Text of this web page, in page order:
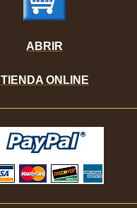
ABRIR
TIENDA ONLINE